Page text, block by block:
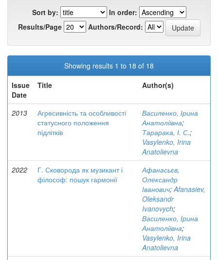
Sort by:
In order:
Results/Page
Authors/Record:
Showing results 1 to 18 of 18
Issue
Date
Title Author(s)
2013
Агресивність та особливості
статусного положення
підлітків
Василенко, Ірина
Анатоліївна;
Тарарака, І. С.;
Vasylenko, Irina
Anatolievna
2022
Г. Сковорода як музикант і
філософ: пошук гармонії
Афанасьєв,
Олександр
Іванович;Afanasiev,
Oleksandr
Ivanovych;
Василенко, Ірина
Анатоліївна;
Vasylenko, Irina
Anatolievna